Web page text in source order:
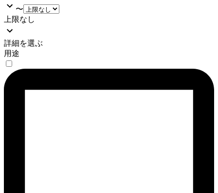
〜
上限なし
詳細を選ぶ
用途